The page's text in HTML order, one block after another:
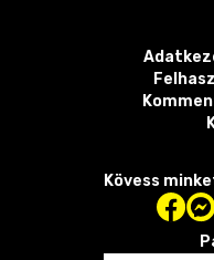
Kövess